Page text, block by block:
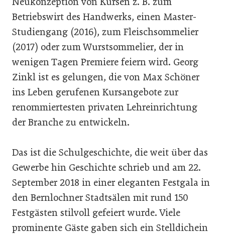
Betriebswirt des Handwerks, einen Master-
Studiengang (2016), zum Fleischsommelier
(2017) oder zum Wurstsommelier, der in
wenigen Tagen Premiere feiern wird. Georg
Zinkl ist es gelungen, die von Max Schöner
ins Leben gerufenen Kursangebote zur
renommiertesten privaten Lehreinrichtung
der Branche zu entwickeln.
Das ist die Schulgeschichte, die weit über das
Gewerbe hin Geschichte schrieb und am 22.
September 2018 in einer eleganten Festgala in
den Bernlochner Stadtsälen mit rund 150
Festgästen stilvoll gefeiert wurde. Viele
prominente Gäste gaben sich ein Stelldichein